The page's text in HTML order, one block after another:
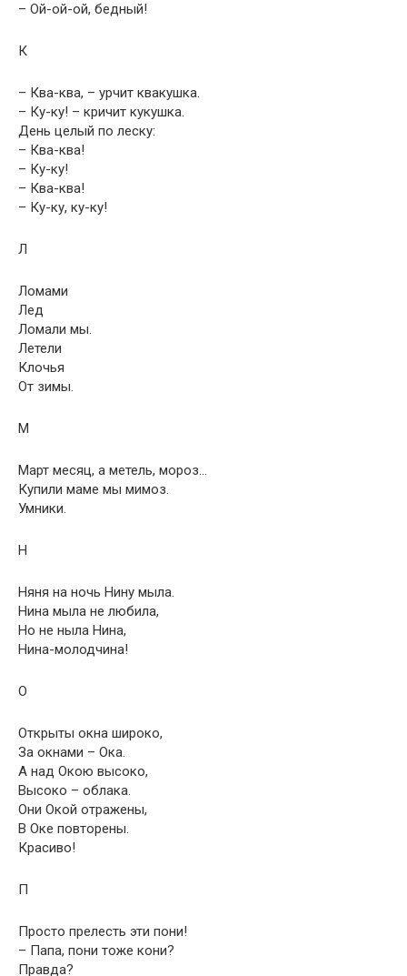
– Ой-ой-ой, бедный!
К
– Ква-ква, – урчит квакушка.
– Ку-ку! – кричит кукушка.
День целый по леску:
– Ква-ква!
– Ку-ку!
– Ква-ква!
– Ку-ку, ку-ку!
Л
Ломами
Лед
Ломали мы.
Летели
Клочья
От зимы.
М
Март месяц, а метель, мороз…
Купили маме мы мимоз.
Умники.
Н
Няня на ночь Нину мыла.
Нина мыла не любила,
Но не ныла Нина,
Нина-молодчина!
О
Открыты окна широко,
За окнами – Ока.
А над Окою высоко,
Высoко – облака.
Они Окой отражены,
В Оке повторены.
Красиво!
П
Просто прелесть эти пони!
– Папа, пони тоже кони?
Правда?